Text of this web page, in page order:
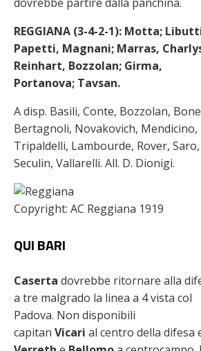
REGGIANA (3-4-2-1): Motta;
Papetti, Magnani; Marras,
Reinhart, Bozzolan; Girma,
Portanova; Tavsan.
A disp. Basili, Conte, Bozzolan,
Bertagnoli, Novakovich, Mendicino,
Tripaldelli, Lambourde, Rover, Saro,
Seculin, Vallarelli. All. D. Dionigi.
Copyright: AC Reggiana 1919
QUI BARI
Caserta dovrebbe ritornare alla
a tre malgrado la linea a 4 vista col
Padova. Non disponibili
capitan Vicari al centro della difesa